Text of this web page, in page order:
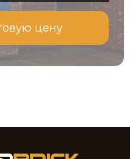
цену